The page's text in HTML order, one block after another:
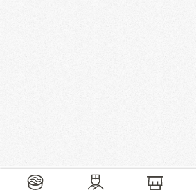
トップ / お店・ サービス / 川口市